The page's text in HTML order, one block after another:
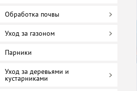
Обработка почвы
Уход за газоном
Парники
Уход за деревьями и
кустарниками